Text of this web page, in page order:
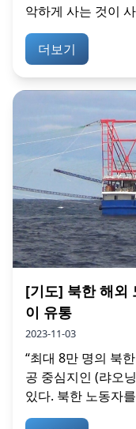
악하게 사는 것이
더보기
[기도] 북한 해외
이 유통
2023-11-03
“최대 8만 명의 북
공 중심지인 (랴오
있다. 북한 노동자